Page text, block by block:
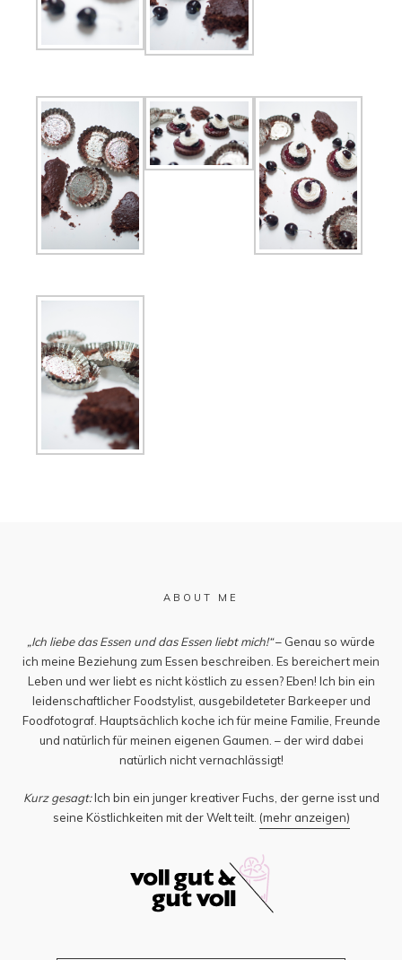
ABOUT ME
„Ich liebe das Essen und das Essen liebt mich!“– Genau so würde
ich meine Beziehung zum Essen beschreiben. Es bereichert mein
Leben und wer liebt es nicht köstlich zu essen? Eben! Ich bin ein
leidenschaftlicher Foodstylist, ausgebildeteter Barkeeper und
Foodfotograf. Hauptsächlich koche ich für meine Familie, Freunde
und natürlich für meinen eigenen Gaumen. – der wird dabei
natürlich nicht vernachlässigt!
Kurz gesagt:Ich bin ein junger kreativer Fuchs, der gerne isst und
seine Köstlichkeiten mit der Welt teilt. (mehr anzeigen)